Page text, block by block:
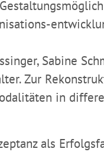
Sabine
Zur
in
als